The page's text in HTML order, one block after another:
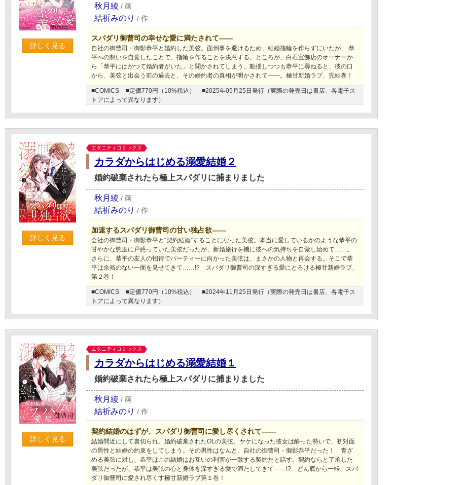
詳しく見る
秋月綾 / 画
結祈みのり / 作
スパダリ御曹司の幸せな愛に満たされて――
自社の御曹司・御影恭平と婚約した美弦。面倒事を避けるため、結婚指輪を作らずにいたが、 恭
平への想いを自覚したことで、指輪を作ることを決意する。ところが、白石宝飾店のオーナーか
ら「恭平にはかつて婚約者がいた」と聞かされてしまう。動揺しつつも恭平に尋ねると、彼の口
から、美弦と出会う前の過去と、その婚約者の真相が明かされて――。極甘新婚ラブ、完結巻！
■COMICS ■定価770円（10%税込）
■2025年05月25日発行（実際の発売日は書店、各電子ス
トアによって異なります）
詳しく見る
エタニティコミックス
カラダからはじめる溺愛結婚２
婚約破棄されたら極上スパダリに捕まりました
秋月綾 / 画
結祈みのり / 作
加速するスパダリ御曹司の甘い独占欲――
会社の御曹司・御影恭平と“契約結婚”することになった美弦。本当に愛しているかのような恭平の
甘やかな態度に戸惑っていた美弦だったが、新婚旅行を機に彼への気持ちを自覚し始めて……。
さらに、恭平の友人の招待でパーティーに向かった美弦は、まさかの人物と再会する。そこで恭
平は余裕のない一面を見せてきて……!? スパダリ御曹司の深すぎる愛にとろける極甘新婚ラブ、
第２巻！
■COMICS ■定価770円（10%税込）
■2024年11月25日発行（実際の発売日は書店、各電子ス
トアによって異なります）
詳しく見る
エタニティコミックス
カラダからはじめる溺愛結婚１
婚約破棄されたら極上スパダリに捕まりました
秋月綾 / 画
結祈みのり / 作
契約結婚のはずが、スパダリ御曹司に愛し尽くされて――
結婚間近にして裏切られ、婚約破棄されたOLの美弦。ヤケになった彼女は酔った勢いで、初対面
の男性と結婚の約束をしてしまう。その男性はなんと、自社の御曹司・御影恭平だった！ 青ざ
める美弦に対し、恭平はこの結婚はお互いの利害が一致する契約だと話す。契約ならと了承した
美弦だったが、恭平は美弦の心と身体を深すぎる愛で満たしてきて――!? どん底から一転、スパ
ダリ御曹司に愛され尽くす極甘新婚ラブ第１巻！